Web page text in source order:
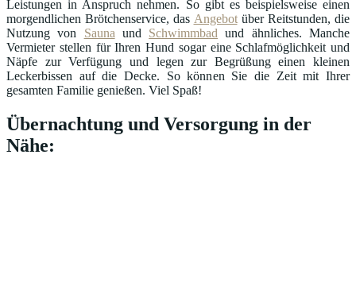
Leistungen in Anspruch nehmen. So gibt es beispielsweise einen
morgendlichen Brötchenservice, das Angebotüber Reitstunden, die
Nutzung von Sauna und Schwimmbad und ähnliches. Manche
Vermieter stellen für Ihren Hund sogar eine Schlafmöglichkeit und
Näpfe zur Verfügung und legen zur Begrüßung einen kleinen
Leckerbissen auf die Decke. So können Sie die Zeit mit Ihrer
gesamten Familie genießen. Viel Spaß!
Übernachtung und Versorgung in der
Nähe: